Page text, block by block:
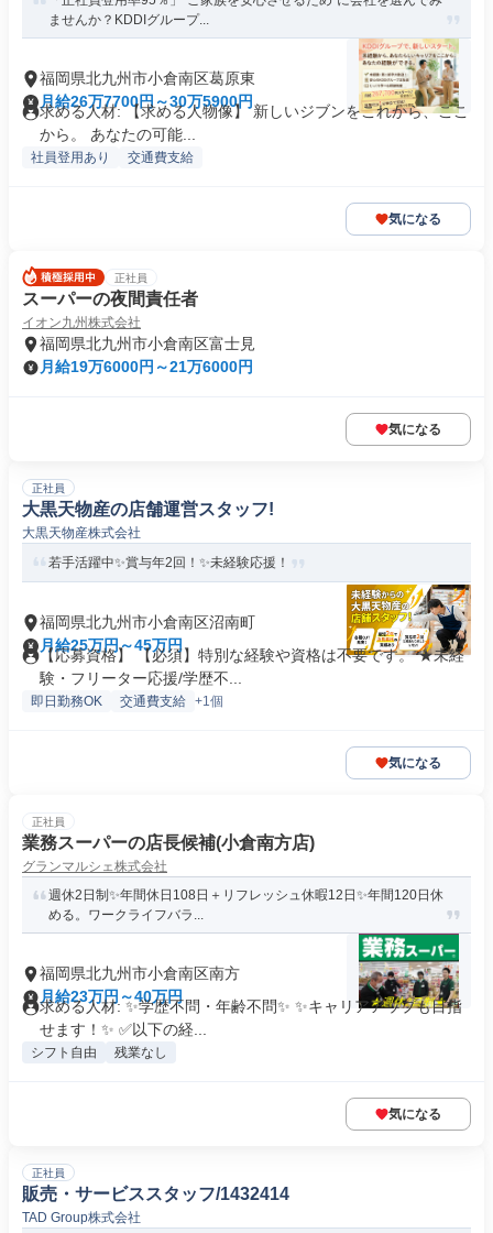
ませんか？KDDIグループ...
福岡県北九州市小倉南区葛原東
月給26万7700円～30万5900円
求める人材: 【求める人物像】 新しいジブンをこれから、ここ
から。 あなたの可能...
社員登用あり 交通費支給
気になる
正社員
スーパーの夜間責任者
イオン九州株式会社
福岡県北九州市小倉南区富士見
月給19万6000円～21万6000円
気になる
正社員
大黒天物産の店舗運営スタッフ!
大黒天物産株式会社
若手活躍中✨賞与年2回！✨未経験応援！
福岡県北九州市小倉南区沼南町
月給25万円～45万円
【応募資格】 【必須】特別な経験や資格は不要です。 ★未経
験・フリーター応援/学歴不...
即日勤務OK 交通費支給 +1個
気になる
正社員
業務スーパーの店長候補(小倉南方店)
グランマルシェ株式会社
週休2日制✨年間休日108日＋リフレッシュ休暇12日✨年間120日休
める。ワークライフバラ...
福岡県北九州市小倉南区南方
月給23万円～40万円
求める人材: ✨学歴不問・年齢不問✨ ✨キャリアアップも目指
せます！✨ ✅以下の経...
シフト自由 残業なし
気になる
正社員
販売・サービススタッフ/1432414
TAD Group株式会社